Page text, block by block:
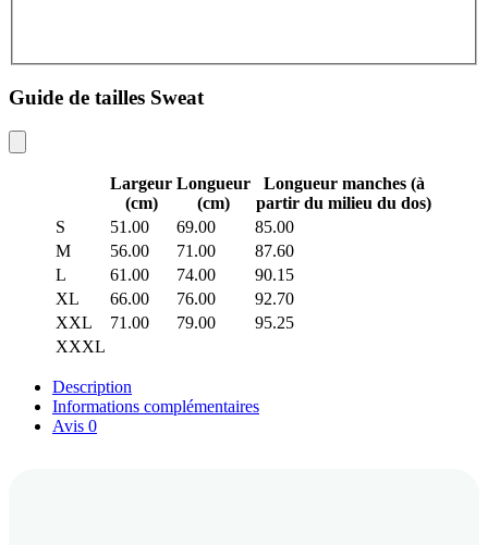
Guide de tailles Sweat
Largeur
(cm)
Longueur
(cm)
Longueur manches (à
partir du milieu du dos)
S
51.00 69.00
85.00
M
56.00 71.00
87.60
L
61.00 74.00
90.15
XL
66.00 76.00
92.70
XXL
71.00 79.00
95.25
XXXL
Description
Informations complémentaires
Avis 0